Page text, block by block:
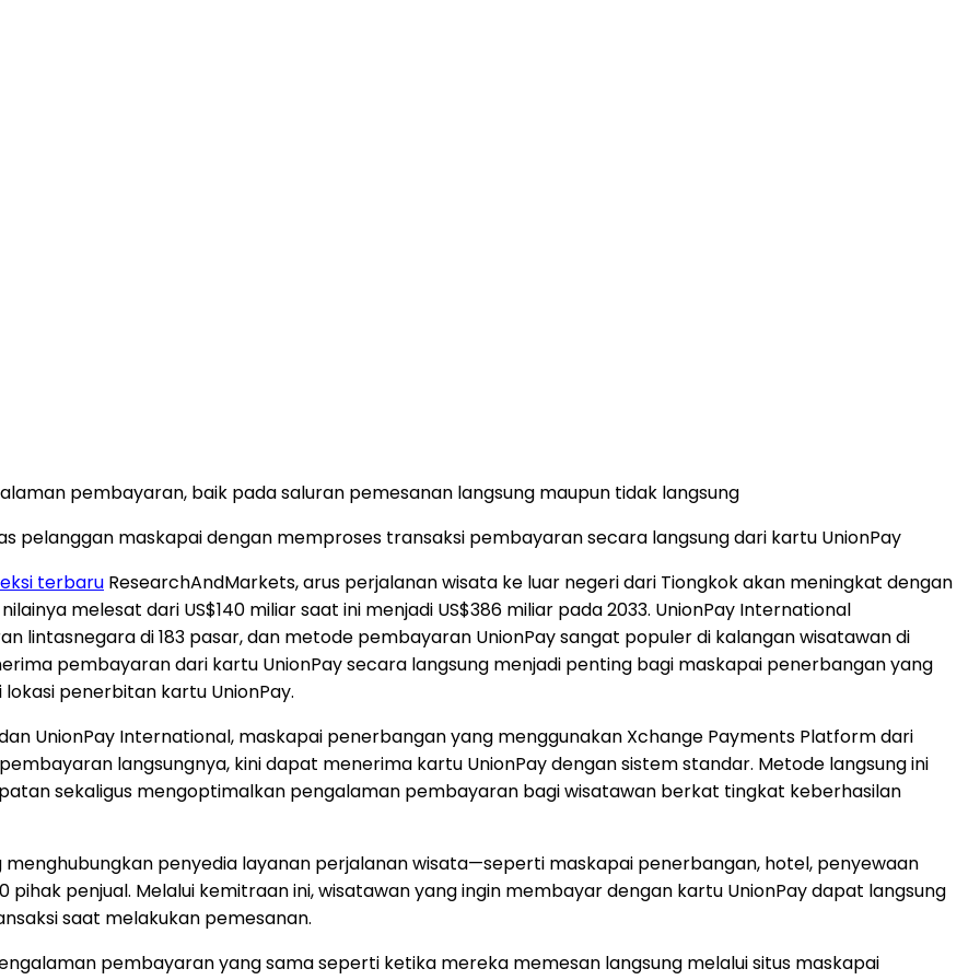
pembayaran, baik pada saluran pemesanan langsung maupun tidak langsung
pelanggan maskapai dengan memproses transaksi pembayaran secara langsung dari kartu UnionPay
terbaru ResearchAndMarkets, arus perjalanan wisata ke luar negeri dari Tiongkok akan meningkat dengan
nilainya melesat dari US$140 miliar saat ini menjadi US$386 miliar pada 2033. UnionPay International
lintasnegara di 183 pasar, dan metode pembayaran UnionPay sangat populer di kalangan wisatawan di
pembayaran dari kartu UnionPay secara langsung menjadi penting bagi maskapai penerbangan yang
penerbitan kartu UnionPay.
UnionPay International, maskapai penerbangan yang menggunakan Xchange Payments Platform dari
langsungnya, kini dapat menerima kartu UnionPay dengan sistem standar. Metode langsung ini
sekaligus mengoptimalkan pengalaman pembayaran bagi wisatawan berkat tingkat keberhasilan
penyedia layanan perjalanan wisata—seperti maskapai penerbangan, hotel, penyewaan
penjual. Melalui kemitraan ini, wisatawan yang ingin membayar dengan kartu UnionPay dapat langsung
saat melakukan pemesanan.
pembayaran yang sama seperti ketika mereka memesan langsung melalui situs maskapai